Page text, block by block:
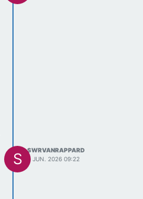
S
SWRVANRAPPARD
8 JUN. 2026 09:22